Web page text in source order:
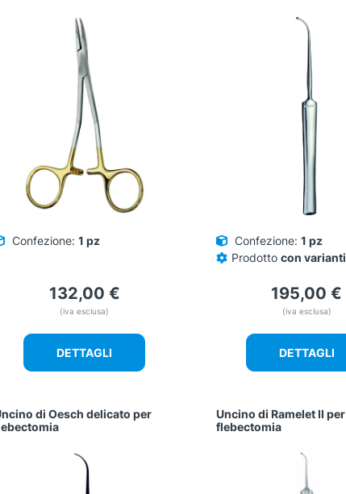
Confezione: 1 pz
132,00 €
(iva esclusa)
DETTAGLI
Confezione: 1 pz
Prodotto con varianti
195,00€
(iva esclusa)
DETTAGLI
di Oesch delicato per
Uncino di Ramelet II per
flebectomia